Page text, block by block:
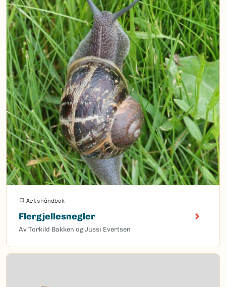
Artshåndbok
Flergjellesnegler
Av Torkild Bakken og Jussi Evertsen